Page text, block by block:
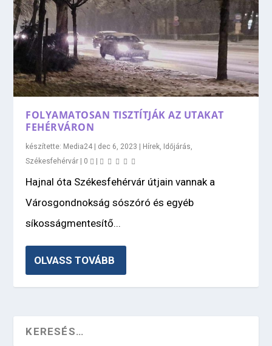
FOLYAMATOSAN TISZTÍTJÁK AZ UTAKAT
FEHÉRVÁRON
készítette: Media24 | dec 6, 2023 | Hírek Időjárás
Székesfehérvár | 0 |
Hajnal óta Székesfehérvár útjain vannak a
Városgondnokság sószóró és egyéb
síkosságmentesítő...
OLVASS TOVÁBB